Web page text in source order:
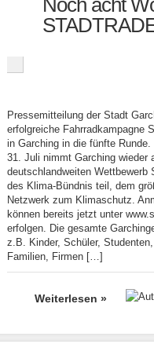
Noch acht
Pressemitteilung der Stadt
erfolgreiche Fahrradkampagne
in Garching in die fünfte
31. Juli nimmt Garching wieder
deutschlandweiten Wettbewerb
des Klima-Bündnis teil, dem
Netzwerk zum Klimaschutz.
können bereits jetzt unter
erfolgen. Die gesamte
z.B. Kinder, Schüler,
Familien, Firmen […]
Weiterlesen »